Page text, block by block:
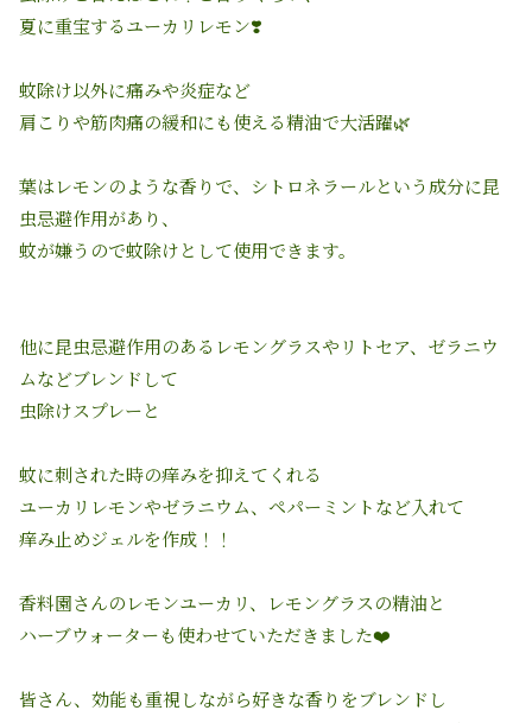
夏に重宝するユーカリレモン❣️
蚊除け以外に痛みや炎症など
肩こりや筋肉痛の緩和にも使える精油で大活躍🌿
葉はレモンのような香りで、シトロネラールという成分に昆
虫忌避作用があり、
蚊が嫌うので蚊除けとして使用できます。
他に昆虫忌避作用のあるレモングラスやリトセア、ゼラニウ
ムなどブレンドして
虫除けスプレーと
蚊に刺された時の痒みを抑えてくれる
ユーカリレモンやゼラニウム、ペパーミントなど入れて
痒み止めジェルを作成！！
香料園さんのレモンユーカリ、レモングラスの精油と
ハーブウォーターも使わせていただきました❤️
皆さん、効能も重視しながら好きな香りをブレンドし